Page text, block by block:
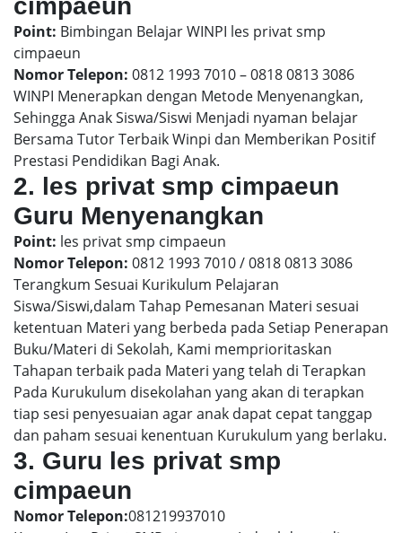
cimpaeun
Point: Bimbingan Belajar WINPI les privat smp
cimpaeun
Nomor Telepon: 0812 1993 7010 – 0818 0813 3086
WINPI Menerapkan dengan Metode Menyenangkan,
Sehingga Anak Siswa/Siswi Menjadi nyaman belajar
Bersama Tutor Terbaik Winpi dan Memberikan Positif
Prestasi Pendidikan Bagi Anak.
2. les privat smp cimpaeun
Guru Menyenangkan
Point: les privat smp cimpaeun
Nomor Telepon: 0812 1993 7010 / 0818 0813 3086
Terangkum Sesuai Kurikulum Pelajaran
Siswa/Siswi,dalam Tahap Pemesanan Materi sesuai
ketentuan Materi yang berbeda pada Setiap Penerapan
Buku/Materi di Sekolah, Kami memprioritaskan
Tahapan terbaik pada Materi yang telah di Terapkan
Pada Kurukulum disekolahan yang akan di terapkan
tiap sesi penyesuaian agar anak dapat cepat tanggap
dan paham sesuai kenentuan Kurukulum yang berlaku.
3. Guru les privat smp
cimpaeun
Nomor Telepon:081219937010